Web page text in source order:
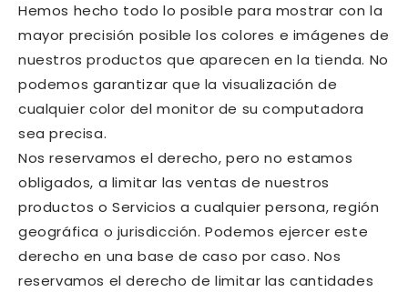
Hemos hecho todo lo posible para mostrar con la
mayor precisión posible los colores e imágenes de
nuestros productos que aparecen en la tienda. No
podemos garantizar que la visualización de
cualquier color del monitor de su computadora
sea precisa.
Nos reservamos el derecho, pero no estamos
obligados, a limitar las ventas de nuestros
productos o Servicios a cualquier persona, región
geográfica o jurisdicción. Podemos ejercer este
derecho en una base de caso por caso. Nos
reservamos el derecho de limitar las cantidades